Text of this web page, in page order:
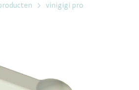
vinigigi pro